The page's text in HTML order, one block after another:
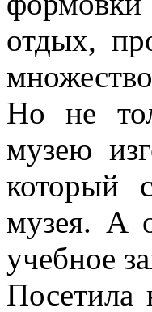
отдых,
Но не
музею
который
музея. А
учебное
Посетила